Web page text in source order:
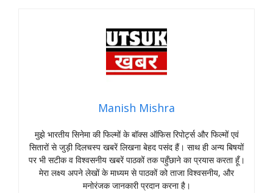
Manish Mishra
मुझे भारतीय सिनेमा की फिल्मों के बॉक्स ऑफिस रिपोर्ट्स और फिल्मों एवं
सितारों से जुड़ी दिलचस्प खबरें लिखना बेहद पसंद हैं। साथ ही अन्य बिषयों
पर भी सटीक व विश्वसनीय खबरें पाठकों तक पहुँछाने का प्रयास करता हूँ।
मेरा लक्ष्य अपने लेखों के माध्यम से पाठकों को ताजा विश्वसनीय, और
मनोरंजक जानकारी प्रदान करना है।